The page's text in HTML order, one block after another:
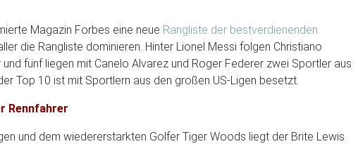
Magazin Forbes eine neue Rangliste der bestverdienenden
die Rangliste dominieren. Hinter Lionel Messi folgen Christiano
fünf liegen mit Canelo Alvarez und Roger Federer zwei Sportler aus
Top 10 ist mit Sportlern aus den großen US-Ligen besetzt.
Rennfahrer
und dem wiedererstarkten Golfer Tiger Woods liegt der Brite Lewis